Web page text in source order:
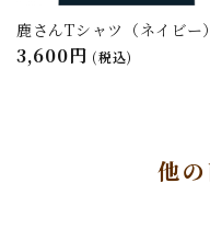
鹿さんTシャツ（ネイビー）
3,600円 (税込)
他